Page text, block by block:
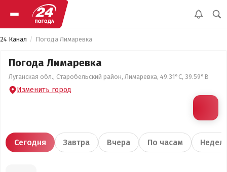
24 Канал Погода Лимаревка
Погода Лимаревка
Луганская обл., Старобельский район, Лимаревка, 49.31°С, 39.59°В
Изменить город
Сегодня Завтра Вчера По часам